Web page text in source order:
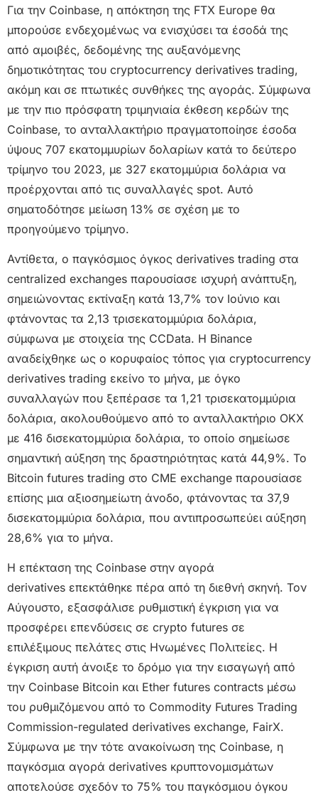
Για την Coinbase, η απόκτηση της FTX Europe θα
μπορούσε ενδεχομένως να ενισχύσει τα έσοδά της
από αμοιβές, δεδομένης της αυξανόμενης
δημοτικότητας του cryptocurrency derivatives trading,
ακόμη και σε πτωτικές συνθήκες της αγοράς. Σύμφωνα
με την πιο πρόσφατη τριμηνιαία έκθεση κερδών της
Coinbase, το ανταλλακτήριο πραγματοποίησε έσοδα
ύψους 707 εκατομμυρίων δολαρίων κατά το δεύτερο
τρίμηνο του 2023, με 327 εκατομμύρια δολάρια να
προέρχονται από τις συναλλαγές spot. Αυτό
σηματοδότησε μείωση 13% σε σχέση με το
προηγούμενο τρίμηνο.
Αντίθετα, ο παγκόσμιος όγκος derivatives trading στα
centralized exchanges παρουσίασε ισχυρή ανάπτυξη,
σημειώνοντας εκτίναξη κατά 13,7% τον Ιούνιο και
φτάνοντας τα 2,13 τρισεκατομμύρια δολάρια,
σύμφωνα με στοιχεία της CCData. Η Binance
αναδείχθηκε ως ο κορυφαίος τόπος για cryptocurrency
derivatives trading εκείνο το μήνα, με όγκο
συναλλαγών που ξεπέρασε τα 1,21 τρισεκατομμύρια
δολάρια, ακολουθούμενο από το ανταλλακτήριο OKX
με 416 δισεκατομμύρια δολάρια, το οποίο σημείωσε
σημαντική αύξηση της δραστηριότητας κατά 44,9%. Το
Bitcoin futures trading στο CME exchange παρουσίασε
επίσης μια αξιοσημείωτη άνοδο, φτάνοντας τα 37,9
δισεκατομμύρια δολάρια, που αντιπροσωπεύει αύξηση
28,6% για το μήνα.
Η επέκταση της Coinbase στην αγορά
derivatives επεκτάθηκε πέρα από τη διεθνή σκηνή. Τον
Αύγουστο, εξασφάλισε ρυθμιστική έγκριση για να
προσφέρει επενδύσεις σε crypto futures σε
επιλέξιμους πελάτες στις Ηνωμένες Πολιτείες. Η
έγκριση αυτή άνοιξε το δρόμο για την εισαγωγή από
την Coinbase Bitcoin και Ether futures contracts μέσω
του ρυθμιζόμενου από το Commodity Futures Trading
Commission-regulated derivatives exchange, FairX.
Σύμφωνα με την τότε ανακοίνωση της Coinbase, η
παγκόσμια αγορά derivatives κρυπτονομισμάτων
αποτελούσε σχεδόν το 75% του παγκόσμιου όγκου